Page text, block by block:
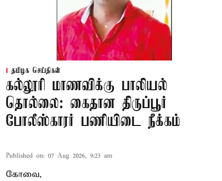
தமிழக செய்திகள்
கல்லூரி மாணவிக்கு பாலியல்
தொல்லை: கைதான திருப்பூர்
போலீஸ்காரர் பணியிடை நீக்கம்
Published on: 07 Aug 2026, 9:23 am
கோவை,